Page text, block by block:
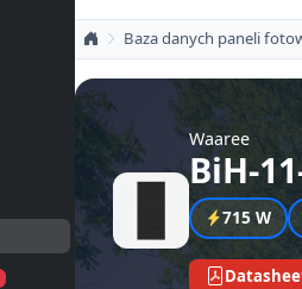
Baza danych paneli
Waaree
BiH-
715 W